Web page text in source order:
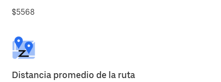
$5568
Distancia promedio de la ruta